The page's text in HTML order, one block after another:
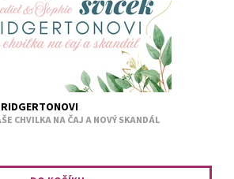
CHVILKA NA ČAJ A NOVÝ SKANDÁL